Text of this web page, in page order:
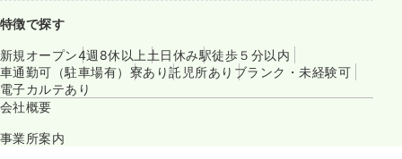
特徴で探す
新規オープン4週8休以上 土日休み駅徒歩５分以内
車通勤可（駐車場有） 寮あり託児所あり ブランク・未経験可
電子カルテあり
会社概要
事業所案内